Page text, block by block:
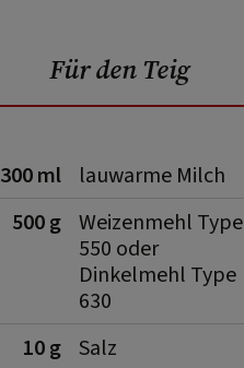
Für den Teig
300 ml
lauwarme Milch
500 g Weizenmehl Type
550 oder
Dinkelmehl Type
630
10 g Salz